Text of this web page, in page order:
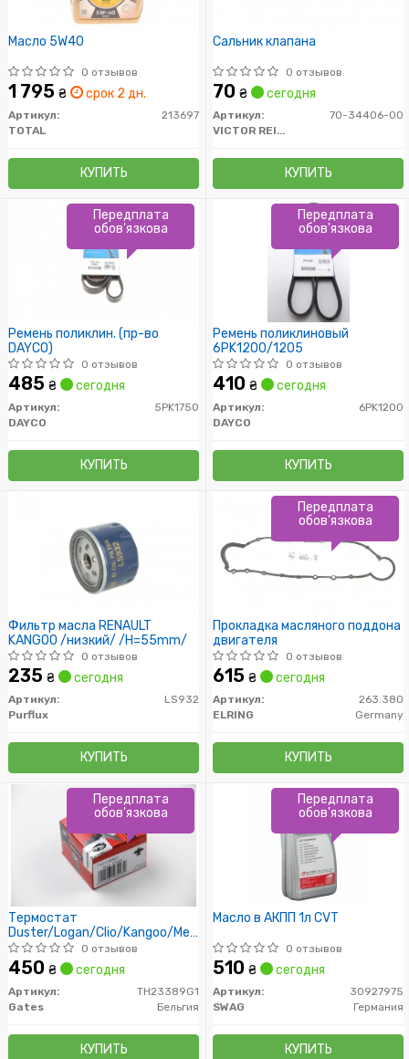
Масло 5W40
0 отзывов
1 795 ₴ срок 2 дн.
Артикул:
213697
TOTAL
КУПИТЬ
Сальник клапана
0 отзывов
70 ₴ сегодня
Артикул:
70-34406-00
VICTOR REINZ
КУПИТЬ
Ремень поликлин. (пр-во
DAYCO)
0 отзывов
485 ₴ сегодня
Артикул:
5PK1750
DAYCO
КУПИТЬ
Передплата
обов'язкова
Ремень поликлиновый
6PK1200/1205
0 отзывов
410 ₴ сегодня
Артикул:
6PK1200
DAYCO
КУПИТЬ
Передплата
обов'язкова
Фильтр масла RENAULT
KANGOO /низкий/ /H=55mm/
0 отзывов
235 ₴ сегодня
Артикул:
LS932
Purflux
КУПИТЬ
Прокладка масляного поддона
двигателя
0 отзывов
615 ₴ сегодня
Артикул:
263.380
ELRING
Germany
КУПИТЬ
Передплата
обов'язкова
Термостат
Duster/Logan/Clio/Kangoo/Megane
I, II, III 1,4/1.6/2.0i 98- (88 C)
0 отзывов
450 ₴ сегодня
Артикул:
TH23389G1
Gates
Бельгия
КУПИТЬ
Передплата
обов'язкова
Масло в АКПП 1л CVT
0 отзывов
510 ₴ сегодня
Артикул:
30927975
SWAG
Германия
КУПИТЬ
Передплата
обов'язкова